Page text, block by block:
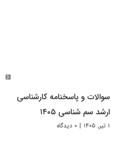
سوالات و پاسخنامه کارشناسی
ارشد سم شناسی ۱۴۰۵
۱ تیر, ۱۴۰۵ | ۰ دیدگاه